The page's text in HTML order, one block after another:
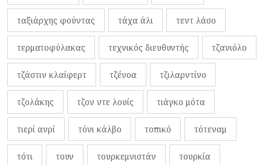
ταξιάρχης φούντας τάχα άλι τεντ λάσο
τερματοφύλακας τεχνικός διευθυντής τζανιόλο
τζάστιν κλαίφερτ τζένοα τζιλαρντίνο
τζολάκης τζον ντε λουίς τιάγκο μότα
τιερί ανρί τόνι κάλβο τοπικό τότεναμ
τότι τουν τουρκεμνιστάν τουρκία